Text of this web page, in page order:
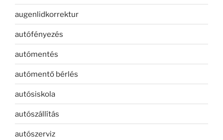
augenlidkorrektur
autófényezés
autómentés
autómentő bérlés
autósiskola
autószállítás
autószerviz